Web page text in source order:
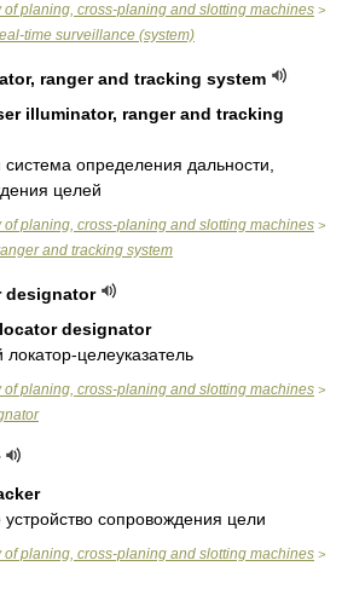
planing, cross-planing and slotting machines >
time surveillance (system)
ranger and tracking system
illuminator, ranger and tracking
определения дальности,
целей
planing, cross-planing and slotting machines >
and tracking system
designator
designator
целеуказатель
planing, cross-planing and slotting machines >
сопровождения цели
planing, cross-planing and slotting machines >